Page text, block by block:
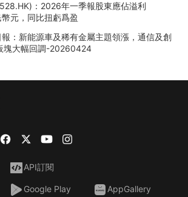
：2026年一季報股東應佔溢利
元，同比扭虧爲盈
：新能源車及稀有金屬主題領漲，通信及創
塊大幅回調-20260424
API訂閱
Google Play AppGallery